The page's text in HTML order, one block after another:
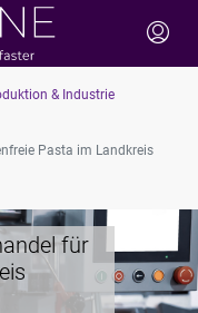
& Industrie
Pasta im Landkreis
für